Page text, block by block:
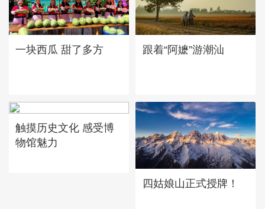
一块西瓜 甜了多方 跟着“阿嬷”游潮汕
触摸历史文化 感受博
物馆魅力
四姑娘山正式授牌！